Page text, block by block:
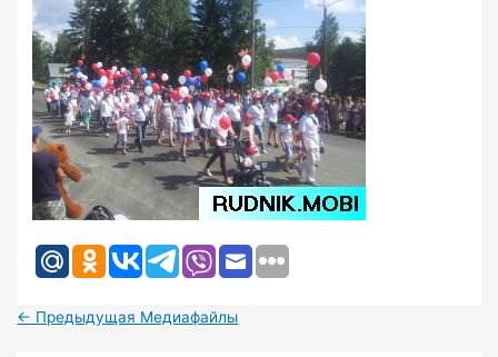
← Предыдущая Медиафайлы